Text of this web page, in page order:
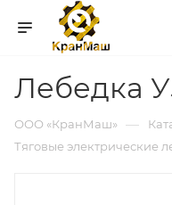
Лебедка
ООО «КранМаш» —
Тяговые электрические